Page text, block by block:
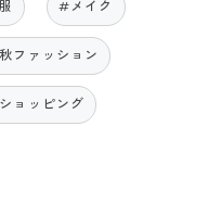
#メイク
ファッション
ョッピング